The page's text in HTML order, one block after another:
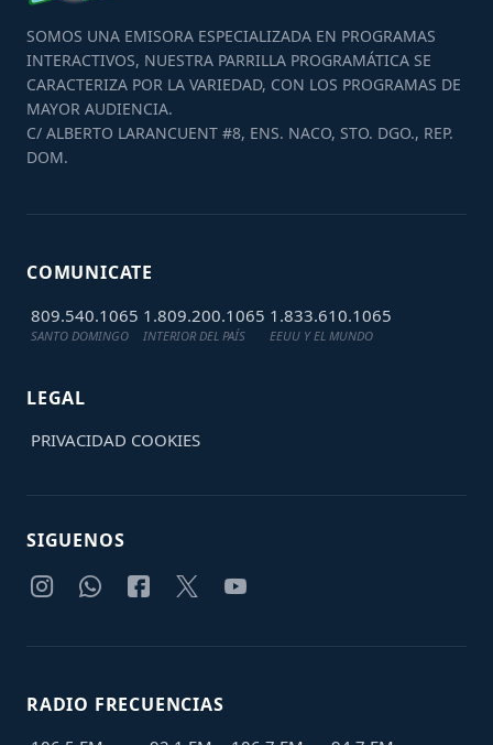
SOMOS UNA EMISORA ESPECIALIZADA EN PROGRAMAS
INTERACTIVOS, NUESTRA PARRILLA PROGRAMÁTICA SE
CARACTERIZA POR LA VARIEDAD, CON LOS PROGRAMAS DE
MAYOR AUDIENCIA.
C/ ALBERTO LARANCUENT #8, ENS. NACO, STO. DGO., REP.
DOM.
COMUNICATE
809.540.1065
SANTO DOMINGO
1.809.200.1065
INTERIOR DEL PAÍS
1.833.610.1065
EEUU Y EL MUNDO
LEGAL
PRIVACIDAD COOKIES
SIGUENOS
RADIO FRECUENCIAS